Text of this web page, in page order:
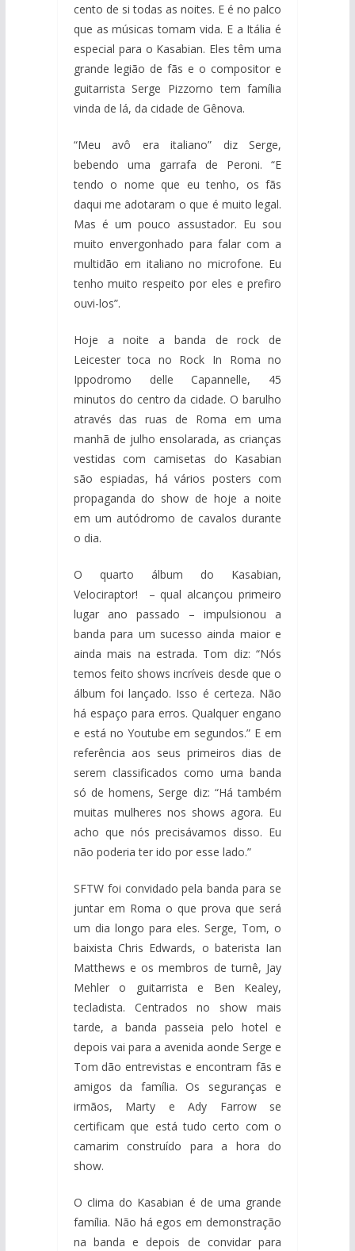
cento de si todas as noites. E é no palco
que as músicas tomam vida. E a Itália é
especial para o Kasabian. Eles têm uma
grande legião de fãs e o compositor e
guitarrista Serge Pizzorno tem família
vinda de lá, da cidade de Gênova.
“Meu avô era italiano” diz Serge,
bebendo uma garrafa de Peroni. “E
tendo o nome que eu tenho, os fãs
daqui me adotaram o que é muito legal.
Mas é um pouco assustador. Eu sou
muito envergonhado para falar com a
multidão em italiano no microfone. Eu
tenho muito respeito por eles e prefiro
ouvi-los”.
Hoje a noite a banda de rock de
Leicester toca no Rock In Roma no
Ippodromo delle Capannelle, 45
minutos do centro da cidade. O barulho
através das ruas de Roma em uma
manhã de julho ensolarada, as crianças
vestidas com camisetas do Kasabian
são espiadas, há vários posters com
propaganda do show de hoje a noite
em um autódromo de cavalos durante
o dia.
O quarto álbum do Kasabian,
Velociraptor! – qual alcançou primeiro
lugar ano passado – impulsionou a
banda para um sucesso ainda maior e
ainda mais na estrada. Tom diz: “Nós
temos feito shows incríveis desde que o
álbum foi lançado. Isso é certeza. Não
há espaço para erros. Qualquer engano
e está no Youtube em segundos.” E em
referência aos seus primeiros dias de
serem classificados como uma banda
só de homens, Serge diz: “Há também
muitas mulheres nos shows agora. Eu
acho que nós precisávamos disso. Eu
não poderia ter ido por esse lado.”
SFTW foi convidado pela banda para se
juntar em Roma o que prova que será
um dia longo para eles. Serge, Tom, o
baixista Chris Edwards, o baterista Ian
Matthews e os membros de turnê, Jay
Mehler o guitarrista e Ben Kealey,
tecladista. Centrados no show mais
tarde, a banda passeia pelo hotel e
depois vai para a avenida aonde Serge e
Tom dão entrevistas e encontram fãs e
amigos da família. Os seguranças e
irmãos, Marty e Ady Farrow se
certificam que está tudo certo com o
camarim construído para a hora do
show.
O clima do Kasabian é de uma grande
família. Não há egos em demonstração
na banda e depois de convidar para